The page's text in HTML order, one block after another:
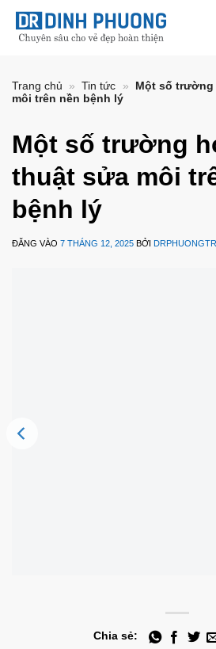
qua
Trang chủ » Tin tức »
Một số
môi trên nền bệnh lý
Một số trường
thuật sửa môi
bệnh lý
ĐĂNG VÀO 7 THÁNG 12, 2025 BỞI
Chia sẻ: